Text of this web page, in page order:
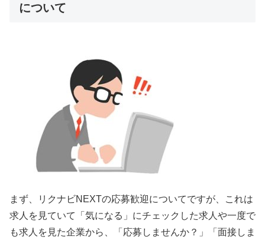
について
まず、リクナビNEXTの応募歓迎についてですが、これは
求人を見ていて「気になる」にチェックした求人や一度で
も求人を見た企業から、「応募しませんか？」「面接しま